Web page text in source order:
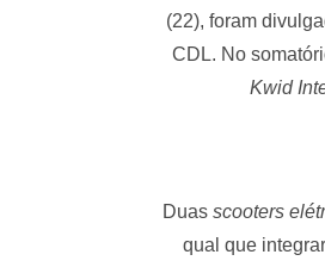
(22), foram
CDL. No
Kwid
Duas scooters
qual que